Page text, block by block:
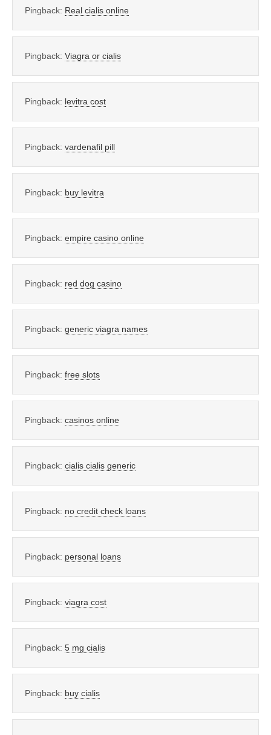
Pingback: Real cialis online
Pingback: Viagra or cialis
Pingback: levitra cost
Pingback: vardenafil pill
Pingback: buy levitra
Pingback: empire casino online
Pingback: red dog casino
Pingback: generic viagra names
Pingback: free slots
Pingback: casinos online
Pingback: cialis cialis generic
Pingback: no credit check loans
Pingback: personal loans
Pingback: viagra cost
Pingback: 5 mg cialis
Pingback: buy cialis